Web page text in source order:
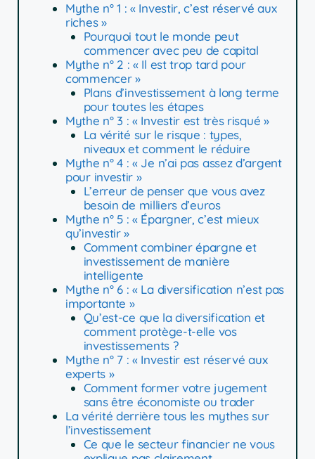
Mythe n° 1 : « Investir, c’est réservé aux
riches »
Pourquoi tout le monde peut
commencer avec peu de capital
Mythe n° 2 : « Il est trop tard pour
commencer »
Plans d’investissement à long terme
pour toutes les étapes
Mythe n° 3 : « Investir est très risqué »
La vérité sur le risque : types,
niveaux et comment le réduire
Mythe n° 4 : « Je n’ai pas assez d’argent
pour investir »
L’erreur de penser que vous avez
besoin de milliers d’euros
Mythe n° 5 : « Épargner, c’est mieux
qu’investir »
Comment combiner épargne et
investissement de manière
intelligente
Mythe n° 6 : « La diversification n’est pas
importante »
Qu’est-ce que la diversification et
comment protège-t-elle vos
investissements ?
Mythe n° 7 : « Investir est réservé aux
experts »
Comment former votre jugement
sans être économiste ou trader
La vérité derrière tous les mythes sur
l’investissement
Ce que le secteur financier ne vous